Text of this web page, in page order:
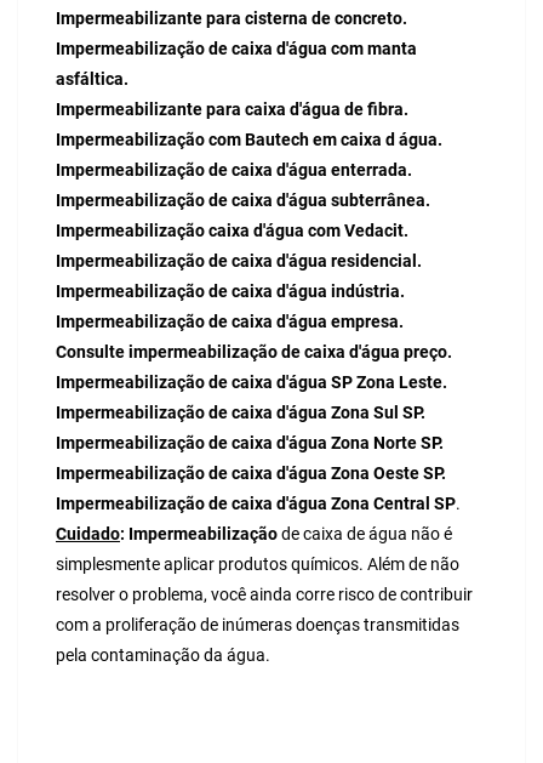
Impermeabilizante para cisterna de concreto.
Impermeabilização de caixa d'água com manta
asfáltica.
Impermeabilizante para caixa d'água de fibra.
Impermeabilização com Bautech em caixa d água.
Impermeabilização de caixa d'água enterrada.
Impermeabilização de caixa d'água subterrânea.
Impermeabilização caixa d'água com Vedacit.
Impermeabilização de caixa d'água residencial.
Impermeabilização de caixa d'água indústria.
Impermeabilização de caixa d'água empresa.
Consulte impermeabilização de caixa d'água preço.
Impermeabilização de caixa d'água SP Zona Leste.
Impermeabilização de caixa d'água Zona Sul SP.
Impermeabilização de caixa d'água Zona Norte SP.
Impermeabilização de caixa d'água Zona Oeste SP.
Impermeabilização de caixa d'água Zona Central SP.
Cuidado: Impermeabilizaçãode caixa de água não é
simplesmente aplicar produtos químicos. Além de não
resolver o problema, você ainda corre risco de contribuir
com a proliferação de inúmeras doenças transmitidas
pela contaminação da água.